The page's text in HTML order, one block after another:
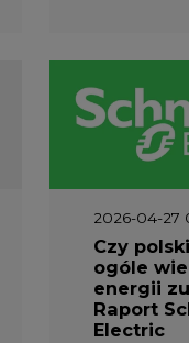
2026-04-27
Czy
ogóle
energii
Raport
Electric